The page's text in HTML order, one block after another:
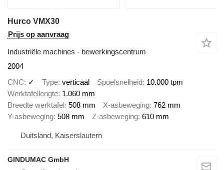
Hurco VMX30
Prijs op aanvraag
Industriële machines - bewerkingscentrum
2004
CNC
✓ Type verticaal Spoelsnelheid 10.000 tpm
Werktafellengte 1.060 mm
Breedte werktafel 508 mm X-asbeweging 762 mm
Y-asbeweging 508 mm Z-asbeweging 610 mm
Duitsland, Kaiserslautern
GINDUMAC GmbH